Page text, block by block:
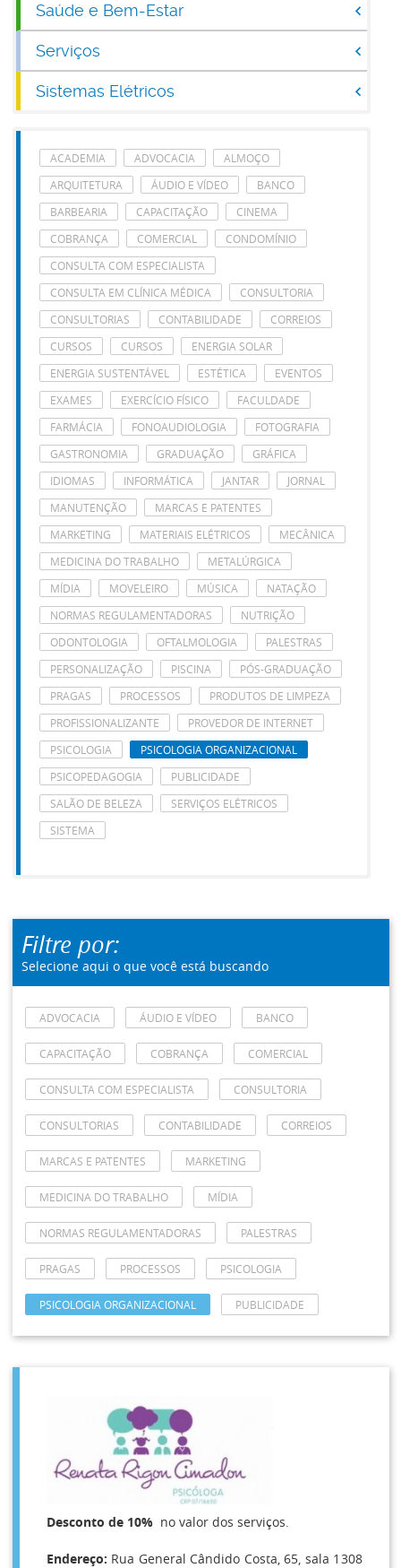
Saúde e Bem-Estar
Serviços
Sistemas Elétricos
ACADEMIA ADVOCACIA
ALMOÇO
ARQUITETURA
ÁUDIO E VÍDEO
BANCO
BARBEARIA
CAPACITAÇÃO
CINEMA
COBRANÇA
COMERCIAL
CONDOMÍNIO
CONSULTA COM ESPECIALISTA
CONSULTA EM CLÍNICA MÉDICA
CONSULTORIA
CONSULTORIAS
CONTABILIDADE
CORREIOS
CURSOS
CURSOS
ENERGIA SOLAR
ENERGIA SUSTENTÁVEL
ESTÉTICA
EVENTOS
EXAMES
EXERCÍCIO FÍSICO
FACULDADE
FARMÁCIA
FONOAUDIOLOGIA
FOTOGRAFIA
GASTRONOMIA
GRADUAÇÃO
GRÁFICA
IDIOMAS
INFORMÁTICA JANTAR
JORNAL
MANUTENÇÃO
MARCAS E PATENTES
MARKETING
MATERIAIS ELÉTRICOS
MECÂNICA
MEDICINA DO TRABALHO
METALÚRGICA
MÍDIA
MOVELEIRO MÚSICA
NATAÇÃO
NORMAS REGULAMENTADORAS
NUTRIÇÃO
ODONTOLOGIA
OFTALMOLOGIA
PALESTRAS
PERSONALIZAÇÃO
PISCINA
PÓS-GRADUAÇÃO
PRAGAS
PROCESSOS
PRODUTOS DE LIMPEZA
PROFISSIONALIZANTE
PROVEDOR DE INTERNET
PSICOLOGIA
PSICOLOGIA ORGANIZACIONAL
PSICOPEDAGOGIA
PUBLICIDADE
SALÃO DE BELEZA
SERVIÇOS ELÉTRICOS
SISTEMA
Filtre por:
Selecione aqui o que você está buscando
ADVOCACIA ÁUDIO E VÍDEO BANCO
CAPACITAÇÃO COBRANÇA COMERCIAL
CONSULTA COM ESPECIALISTA CONSULTORIA
CONSULTORIAS CONTABILIDADE CORREIOS
MARCAS E PATENTES MARKETING
MEDICINA DO TRABALHO MÍDIA
NORMAS REGULAMENTADORAS PALESTRAS
PRAGAS PROCESSOS PSICOLOGIA
PSICOLOGIA ORGANIZACIONAL PUBLICIDADE
Desconto de 10%no valor dos serviços.
Endereço: Rua General Cândido Costa, 65, sala 1308